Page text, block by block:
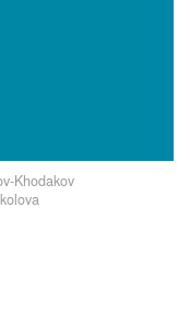
Khodakov